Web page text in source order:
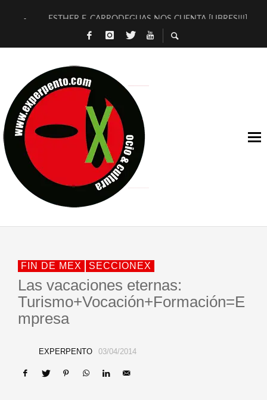
ESTHER F. CARRODEGUAS NOS CUENTA [LIBRES!!!]
[TERRA DE GUAPES] DE SANDRA MONFORT
TIMBRE 4, LA ESCUELA DEL DIRECTOR TEATRAL CLAUDIO
30 AÑOS (NO ES NADA) DE LA KATARSIS DEL TOMATAZO
MILITARES JUDÍAS EN #EXVITA
D’BALDOMEROS REINVENTAN [BITÁCORA 3.0] EN EXVITA
MARSHALL FLASH PRESENTA EN EXVITA [RELATIVA
JOFRE BARDAGÍ EN EXVITA INTERPRETANDO A SERRAT
FIN DE MEX SECCIONEX
Las vacaciones eternas:
Turismo+Vocación+Formación=E
mpresa
EXPERPENTO 03/04/2014